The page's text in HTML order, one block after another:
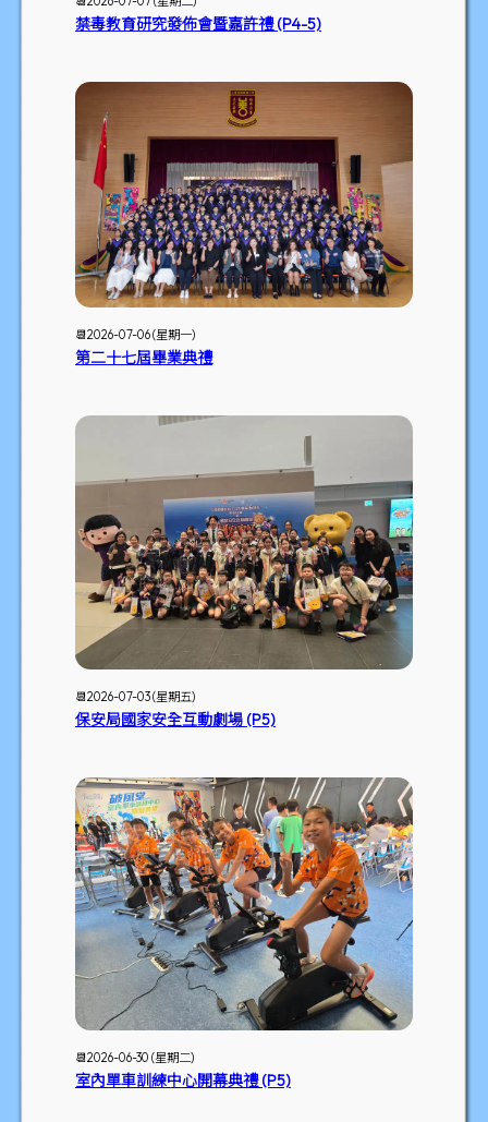
禁毒教育研究發佈會暨嘉許禮 (P4-5)
📆2026-07-06 (星期一)
第二十七屆畢業典禮
📆2026-07-03 (星期五)
保安局國家安全互動劇場 (P5)
📆2026-06-30 (星期二)
室內單車訓練中心開幕典禮 (P5)